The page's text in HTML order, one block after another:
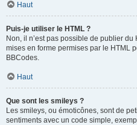
Haut
Puis-je utiliser le HTML ?
Non, il n’est pas possible de publier
mises en forme permises par le HTML
BBCodes.
Haut
Que sont les smileys ?
Les smileys, ou émoticônes, sont de
sentiments avec un code simple,